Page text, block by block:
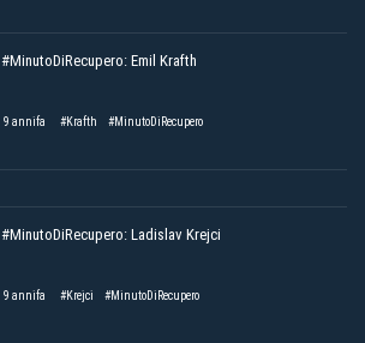
#MinutoDiRecupero: Emil Krafth
9 annifa #Krafth #MinutoDiRecupero
#MinutoDiRecupero: Ladislav Krejci
9 annifa #Krejci #MinutoDiRecupero